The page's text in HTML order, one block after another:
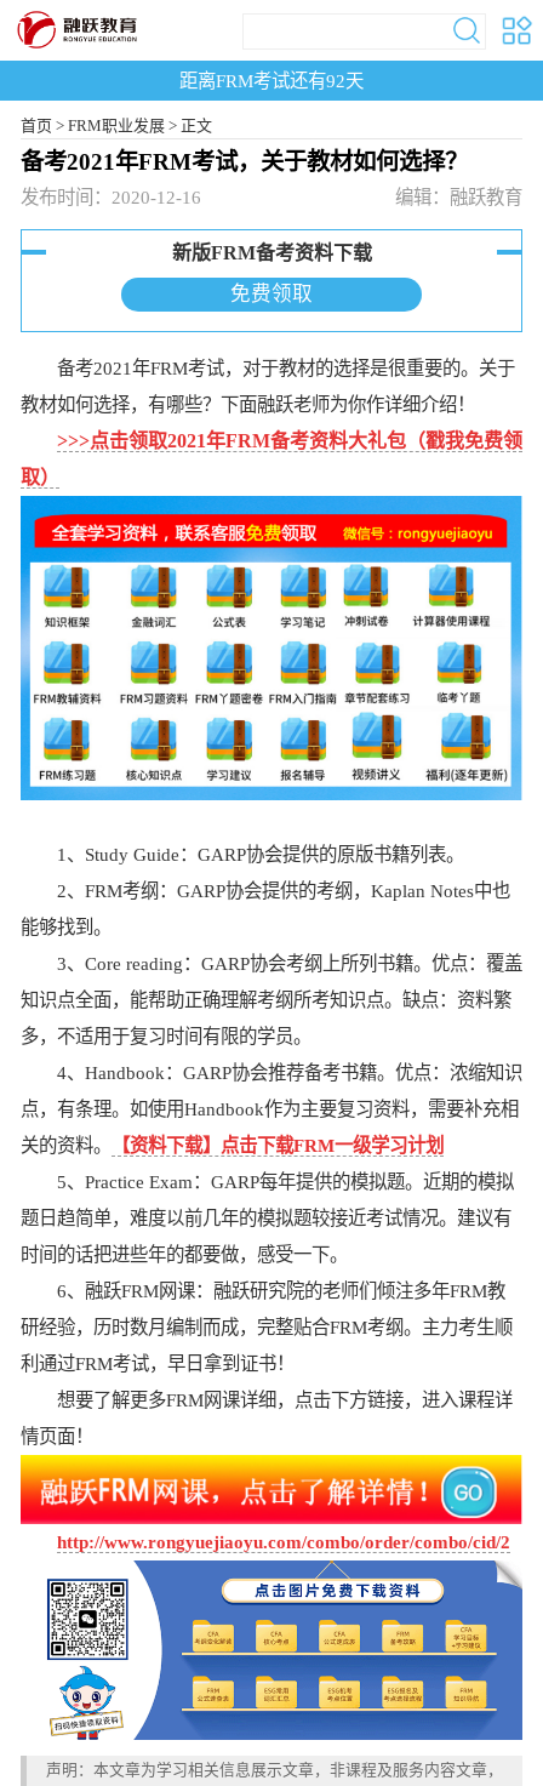
距离FRM考试还有92天
首页> FRM职业发展 > 正文
备考2021年FRM考试，关于教材如何选择？
发布时间：2020-12-16 编辑：融跃教育
新版FRM备考资料下载
免费领取
备考2021年FRM考试，对于教材的选择是很重要的。关于
教材如何选择，有哪些？下面融跃老师为你作详细介绍！
>>>点击领取2021年FRM备考资料大礼包（戳我免费领
取）
1、Study Guide：GARP协会提供的原版书籍列表。
2、FRM考纲：GARP协会提供的考纲，Kaplan Notes中也
能够找到。
3、Core reading：GARP协会考纲上所列书籍。优点：覆盖
知识点全面，能帮助正确理解考纲所考知识点。缺点：资料繁
多，不适用于复习时间有限的学员。
4、Handbook：GARP协会推荐备考书籍。优点：浓缩知识
点，有条理。如使用Handbook作为主要复习资料，需要补充相
关的资料。
【资料下载】点击下载FRM一级学习计划
5、Practice Exam：GARP每年提供的模拟题。近期的模拟
题日趋简单，难度以前几年的模拟题较接近考试情况。建议有
时间的话把进些年的都要做，感受一下。
6、融跃FRM网课：融跃研究院的老师们倾注多年FRM教
研经验，历时数月编制而成，完整贴合FRM考纲。主力考生顺
利通过FRM考试，早日拿到证书！
想要了解更多FRM网课详细，点击下方链接，进入课程详
情页面！
http://www.rongyuejiaoyu.com/combo/order/combo/cid/2
声明：本文章为学习相关信息展示文章，非课程及服务内容文章，